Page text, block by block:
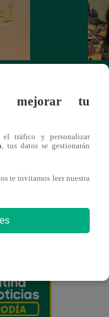
puede
mejorar tu
tráfico y personalizar
, tus datos se gestionarán
te invitamos leer nuestra